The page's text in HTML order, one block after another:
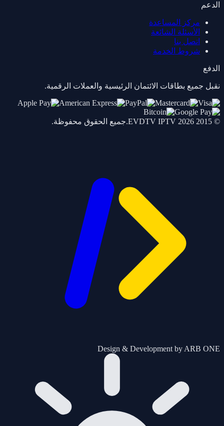
الدعم
مركز المساعدة
الأسئلة الشائعة
اتصل بنا
شروط الخدمة
الدفع
نقبل جميع بطاقات الائتمان الرئيسية والعملات الرقمية.
© 2015 2026
EVDTV IPTV .جميع الحقوق محفوظة.
Design & Development by ARB ONE